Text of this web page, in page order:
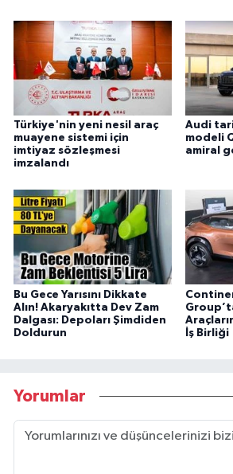
Türkiye'nin yeni nesil araç
muayene sistemi için
imtiyaz sözleşmesi
imzalandı
Audi
modeli
amiral
Bu Gece Yarısını Dikkate
Alın! Akaryakıtta Dev Zam
Dalgası: Depoları Şimdiden
Doldurun
İş Birliği
Yorumlar